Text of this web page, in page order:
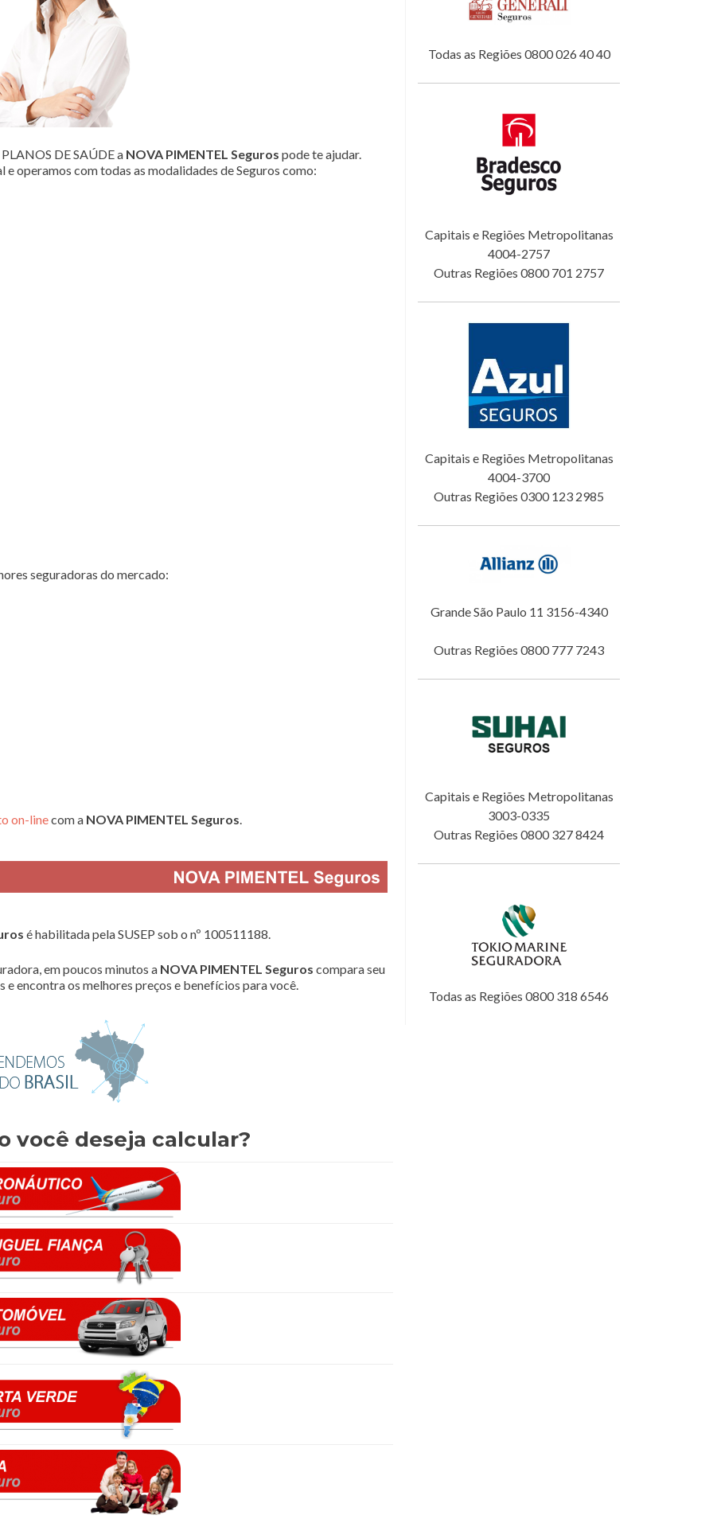
DE SAÚDE a NOVA PIMENTEL Seguros pode te ajudar.
operamos com todas as modalidades de Seguros como:
seguradoras do mercado:
on-linecom a NOVA PIMENTEL Seguros.
é habilitada pela SUSEP sob o nº 100511188.
em poucos minutos a NOVA PIMENTEL Seguros compara seu
e encontra os melhores preços e benefícios para você.
você deseja calcular?
Todas as Regiões 0800 026 40 40
Capitais e Regiões Metropolitanas
4004-2757
Outras Regiões 0800 701 2757
Capitais e Regiões Metropolitanas
4004-3700
Outras Regiões 0300 123 2985
Grande São Paulo 11 3156-4340
Outras Regiões 0800 777 7243
Capitais e Regiões Metropolitanas
3003-0335
Outras Regiões 0800 327 8424
Todas as Regiões 0800 318 6546